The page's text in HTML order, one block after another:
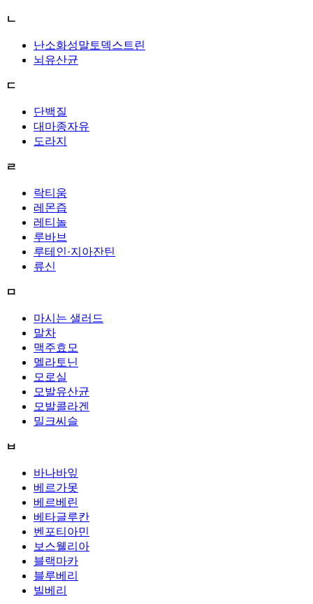
ㄴ
난소화성말토덱스트린
뇌유산균
ㄷ
단백질
대마종자유
도라지
ㄹ
락티움
레몬즙
레티놀
루바브
루테인·지아잔틴
류신
ㅁ
마시는 샐러드
말차
맥주효모
멜라토닌
모로실
모발유산균
모발콜라겐
밀크씨슬
ㅂ
바나바잎
베르가못
베르베린
베타글루칸
벤포티아민
보스웰리아
블랙마카
블루베리
빌베리